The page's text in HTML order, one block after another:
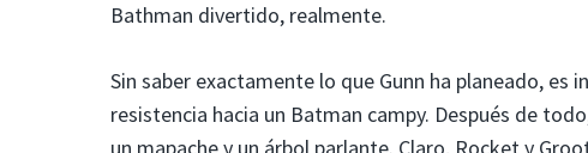
Bathman divertido, realmente.
Sin saber exactamente lo que Gunn ha planeado,
resistencia hacia un Batman campy. Después de